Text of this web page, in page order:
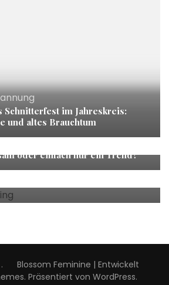
Schnitterfest im Jahreskreis:
und altes Brauchtum
oder einfach nur ein Trend?
.
Blossom Feminine | Entwickelt
. Präsentiert von WordPress.